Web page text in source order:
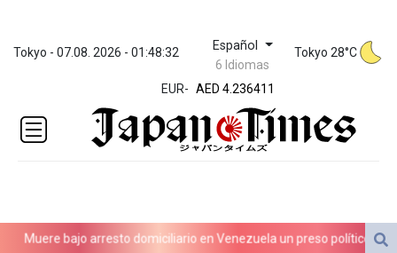
Tokyo - 07.08. 2026 - 01:48:32 Español
6 Idiomas
Tokyo 28°C
EUR-
ZWL 371.442287
AED 4.236411
AED 4.236411
AFN 76.134675
ALL 93.182464
AMD
ARS
1726.291717
bajo arresto domiciliario en Venezuela un preso político de